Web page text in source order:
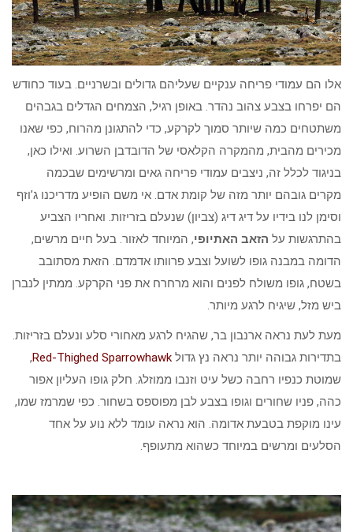
אלו הם עמודי פריחה ענקיים שעליהם גדולים ובשרניים. בעוד כחודש
הם יפרחו בצבע צהוב נהדר. באופן רגיל, הצמחים הגדלים בגבהים
משתטחים כמה שיותר סמוך לקרקע, כדי להתגונן מהרוח, כפי שאנו
מכירים מהבית, מהמקרה הקלאסי של הדובדבן השרוע. ואילו כאן,
בניגוד לכלל זה, ניצבים עמודי פריחה גאים ומרשימים שבכמה
מקרים גובהם יותר מזה של קומת אדם. אי משם הופיע מדריכנו ג’וזף
וסימן לנו בידיו על דיג דיג (צביון) שנעלם בזריזות. ואחריו הצביע
בהתרגשות על הזאב האתיופי, המיוחד לאזור. בעל חיים מרשים,
הדומה במבנה גופו לשועל וצבע פרוותו אדמדם. הזאת מסתובב
בשטח, גופו משולח לפנים והוא מרחרח את פני הקרקע. ממתין לנברן
ביש מזל, שיגיח לרגע מיותר.
מעת לעת נראה ארנבון בר, שהגיח לרגע מאחורי סלע ונעלם בזריזות.
בתדירות גבוהה יותר נראה נץ גדול Red-Thighed Sparrowhawk
,
שמוטת כנפיו רחבה כשל עיט וזנבו ממוזלג. חלק גופו העליון אפור
כהה, פניו שחורים וגופו בצבע לבן מפוספס בשחור. כפי שמרמז שמו,
עינו מוקפת בטבעת אדומה. הוא נראה עומד ללא נוע על אחד
הסלעים ומרשים במיוחד כשהוא מתעופף.